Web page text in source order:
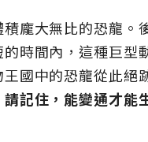
龐大無比的恐龍
時間內，這種巨
國中的恐龍從此絕
記住，能變通才能